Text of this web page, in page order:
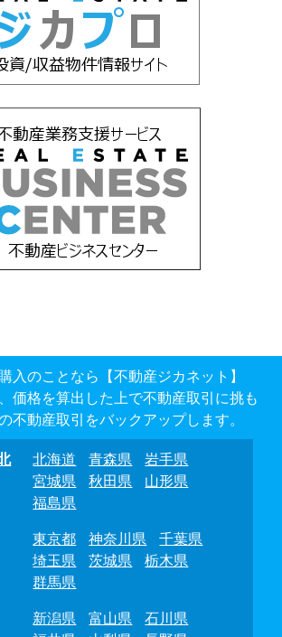
入のことなら【不動産ジカネット】
価格を算出した上で不動産取引に挑も
不動産取引をバックアップします。
北海道 青森県
岩手県
宮城県
秋田県
山形県
福島県
東京都 神奈川県
千葉県
埼玉県
茨城県
栃木県
群馬県
新潟県 富山県
石川県